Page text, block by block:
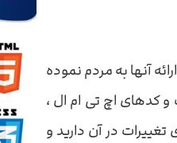
آنها به مردم نموده
و کدهای اچ تی ام ال ،
در آن دارید و